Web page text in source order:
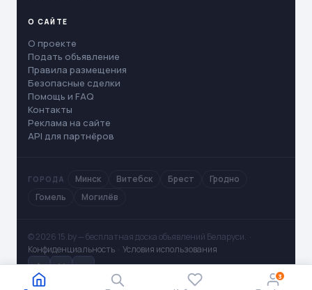
3
О САЙТЕ
О проекте
Подать объявление
Правила размещения
Безопасные сделки
Помощь и FAQ
Контакты
Реклама на сайте
API для партнёров
ГОРОДА Минск Витебск Брест
Гродно
Гомель
Могилёв
© 2026 15.by — бесплатная доска объявлений Беларуси. ·
Конфиденциальность · Условия использования
✈ V ◻